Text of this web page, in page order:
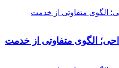
الگوی متفاوتی از خدمت